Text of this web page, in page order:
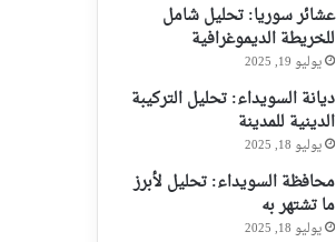
عشائر سوريا: تحليل شامل
للخريطة الديموغرافية
يوليو 19, 2025
ديانة السويداء: تحليل التركيبة
الدينية للمدينة
يوليو 18, 2025
محافظة السويداء: تحليل لأبرز
ما تشتهر به
يوليو 18, 2025